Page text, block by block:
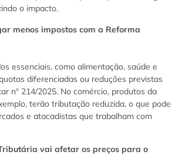
o impacto.
menos impostos com a Reforma
essenciais, como alimentação, saúde e
diferenciadas ou reduções previstas
nº 214/2025. No comércio, produtos da
terão tributação reduzida, o que pode
e atacadistas que trabalham com
vai afetar os preços para o